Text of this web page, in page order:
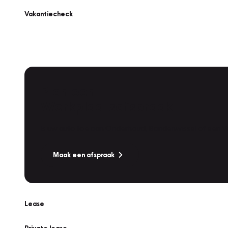
Vakantiecheck
Maak een afspraak
Lease